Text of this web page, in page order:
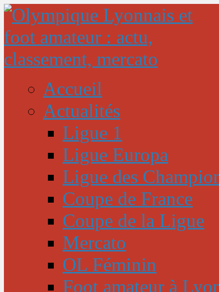
Accueil
Actualités
Ligue 1
Ligue Europa
Ligue des
Coupe de France
Coupe de la Ligue
Mercato
OL Féminin
Foot amateur à